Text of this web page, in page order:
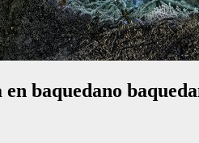
baquedano